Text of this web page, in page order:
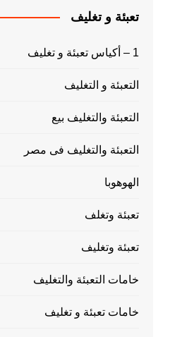
تعبئة و تغليف
1 – أكياس تعبئة و تغليف
التعبئة و التغليف
التعبئة والتغليف بيع
التعبئة والتغليف فى مصر
الهوهوبا
تعبئة وتغلف
تعبئة وتغليف
خامات التعبئة والتغليف
خامات تعبئة و تغليف